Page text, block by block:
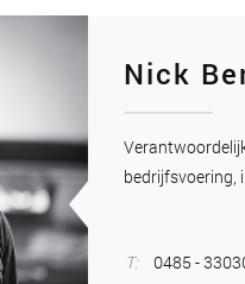
Nick
bedrijfsvoering,
T: 0485 -